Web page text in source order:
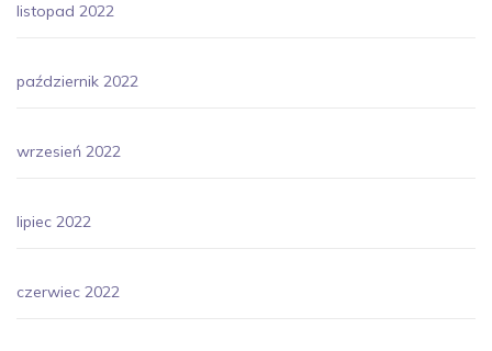
listopad 2022
październik 2022
wrzesień 2022
lipiec 2022
czerwiec 2022